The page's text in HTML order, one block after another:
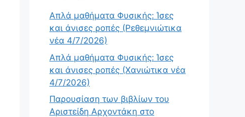
Απλά μαθήματα Φυσικής: Ίσες
και άνισες ροπές (Ρεθεμνιώτικα
νέα 4/7/2026)
Απλά μαθήματα Φυσικής: Ίσες
και άνισες ροπές (Χανιώτικα νέα
4/7/2026)
Παρουσίαση των βιβλίων του
Αριστείδη Αρχοντάκη στο